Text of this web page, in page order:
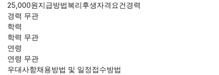
25,000원지급방법복리후생자격요건경력
경력 무관
학력
학력 무관
연령
연령 무관
우대사항채용방법 및 일정접수방법